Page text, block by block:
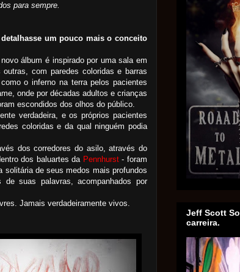
para sempre.
um pouco mais o conceito
álbum é inspirado por uma sala em
com paredes coloridas e barras
o inferno na terra pelos pacientes
onde por décadas adultos e crianças
escondidos dos olhos do público.
verdadeira, e os próprios pacientes
coloridas e da qual ninguém podia
dos corredores do asilo, através do
dos baluartes da Pennhurst- foram
solitária de seus medos mais profundos
de suas palavras, acompanhados por
Jamais verdadeiramente vivos.
Jeff Scott
carreira.